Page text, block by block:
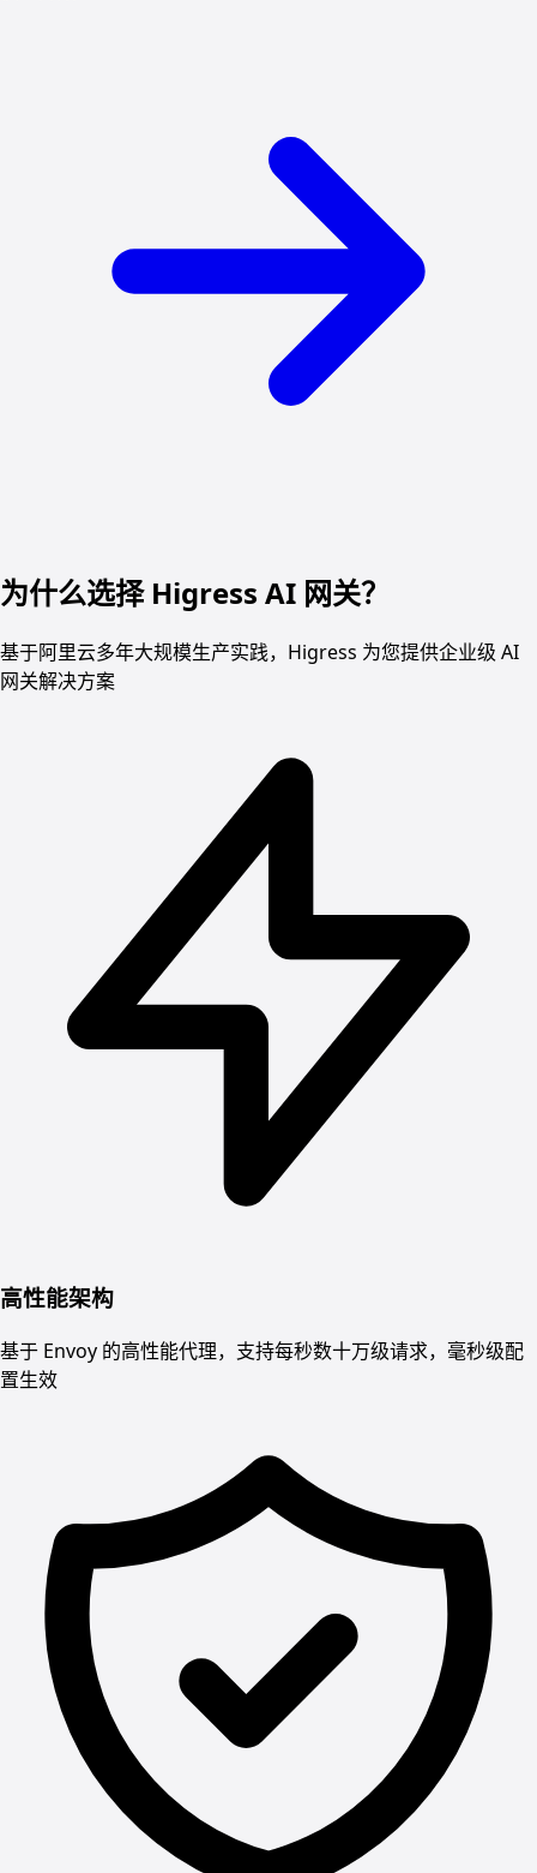
为什么选择 Higress AI 网关？
基于阿里云多年大规模生产实践，Higress 为您提供企业级 AI
网关解决方案
高性能架构
基于 Envoy 的高性能代理，支持每秒数十万级请求，毫秒级配
置生效